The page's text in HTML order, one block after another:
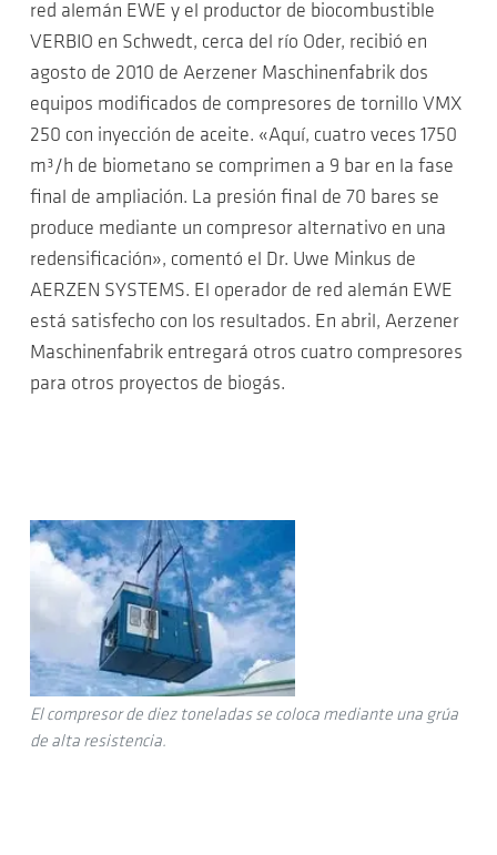
red alemán EWE y el productor de biocombustible
VERBIO en Schwedt, cerca del río Oder, recibió en
agosto de 2010 de Aerzener Maschinenfabrik dos
equipos modificados de compresores de tornillo VMX
250 con inyección de aceite. «Aquí, cuatro veces 1750
m³/h de biometano se comprimen a 9 bar en la fase
final de ampliación. La presión final de 70 bares se
produce mediante un compresor alternativo en una
redensificación», comentó el Dr. Uwe Minkus de
AERZEN SYSTEMS. El operador de red alemán EWE
está satisfecho con los resultados. En abril, Aerzener
Maschinenfabrik entregará otros cuatro compresores
para otros proyectos de biogás.
El compresor de diez toneladas se coloca mediante una grúa
de alta resistencia.